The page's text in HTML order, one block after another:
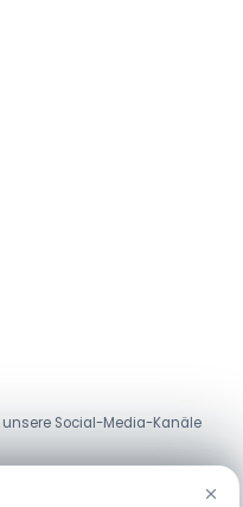
Social-Media-Kanäle